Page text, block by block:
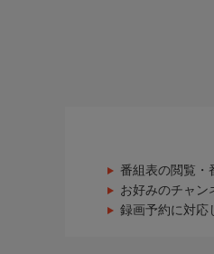
番組表の閲覧・
お好みのチャン
録画予約に対応